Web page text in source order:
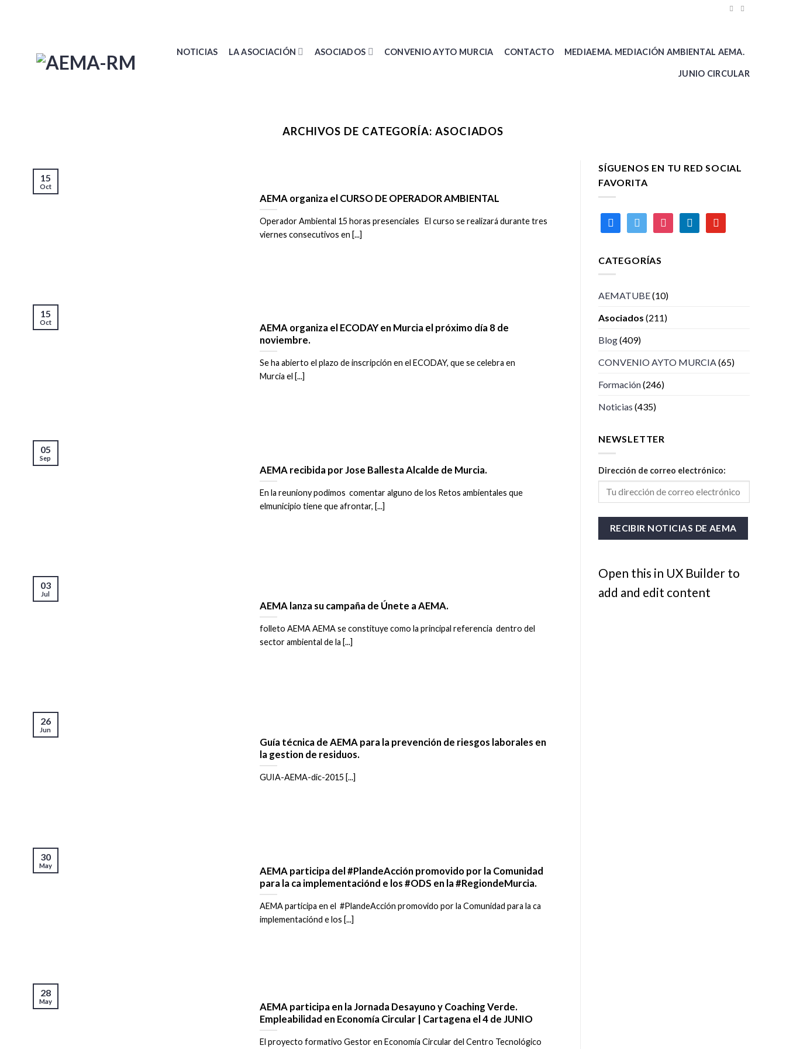
NOTICIAS LA ASOCIACIÓN ASOCIADOS CONVENIO AYTO MURCIA CONTACTO MEDIAEMA. MEDIACIÓN AMBIENTAL AEMA.
JUNIO CIRCULAR
ARCHIVOS DE CATEGORÍA: ASOCIADOS
AEMA organiza el CURSO DE OPERADOR AMBIENTAL
Operador Ambiental 15 horas presenciales El curso se realizará durante tres
viernes consecutivos en [...]
15
Oct
AEMA organiza el ECODAY en Murcia el próximo día 8 de
noviembre.
Se ha abierto el plazo de inscripción en el ECODAY, que se celebra en
Murcia el [...]
15
Oct
AEMA recibida por Jose Ballesta Alcalde de Murcia.
En la reuniony podimos comentar alguno de los Retos ambientales que
elmunicipio tiene que afrontar, [...]
05
Sep
AEMA lanza su campaña de Únete a AEMA.
folleto AEMA AEMA se constituye como la principal referencia dentro del
sector ambiental de la [...]
03
Jul
Guía técnica de AEMA para la prevención de riesgos laborales en
la gestion de residuos.
GUIA-AEMA-dic-2015 [...]
26
Jun
AEMA participa del #PlandeAcción promovido por la Comunidad
para la ca implementaciónd e los #ODS en la #RegiondeMurcia.
AEMA participa en el #PlandeAcción promovido por la Comunidad para la ca
implementaciónd e los [...]
30
May
AEMA participa en la Jornada Desayuno y Coaching Verde.
Empleabilidad en Economía Circular | Cartagena el 4 de JUNIO
El proyecto formativo Gestor en Economía Circular del Centro Tecnológico
28
May
SÍGUENOS EN TU RED SOCIAL
FAVORITA
facebooktwitter instagramlinkedin youtube
CATEGORÍAS
AEMATUBE(10)
Asociados (211)
Blog(409)
CONVENIO AYTO MURCIA(65)
Formación(246)
Noticias (435)
NEWSLETTER
Dirección de correo electrónico:
Open this in UX Builder to
add and edit content